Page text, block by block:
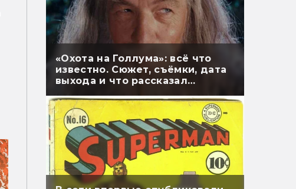
«Охота на Голлума»: всё что
известно. Сюжет, съёмки, дата
выхода и что рассказал